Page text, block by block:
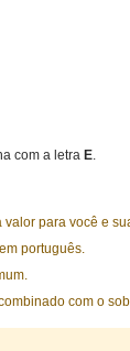
com a letra E.
valor para você e
português.
com o